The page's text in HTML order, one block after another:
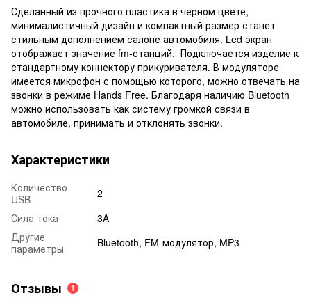
Сделанный из прочного пластика в черном цвете,
минималистичный дизайн и компактный размер станет
стильным дополнением салоне автомобиля. Led экран
отображает значение fm-станций. Подключается изделие к
стандартному коннектору прикуривателя. В модуляторе
имеется микрофон с помощью которого, можно отвечать на
звонки в режиме Hands Free. Благодаря наличию Bluetooth
можно использовать как систему громкой связи в
автомобиле, принимать и отклонять звонки.
Характеристики
Количество
USB
2
Сила тока
3A
Другие
параметры
Bluetooth, FM-модулятор, MP3
Отзывы 1